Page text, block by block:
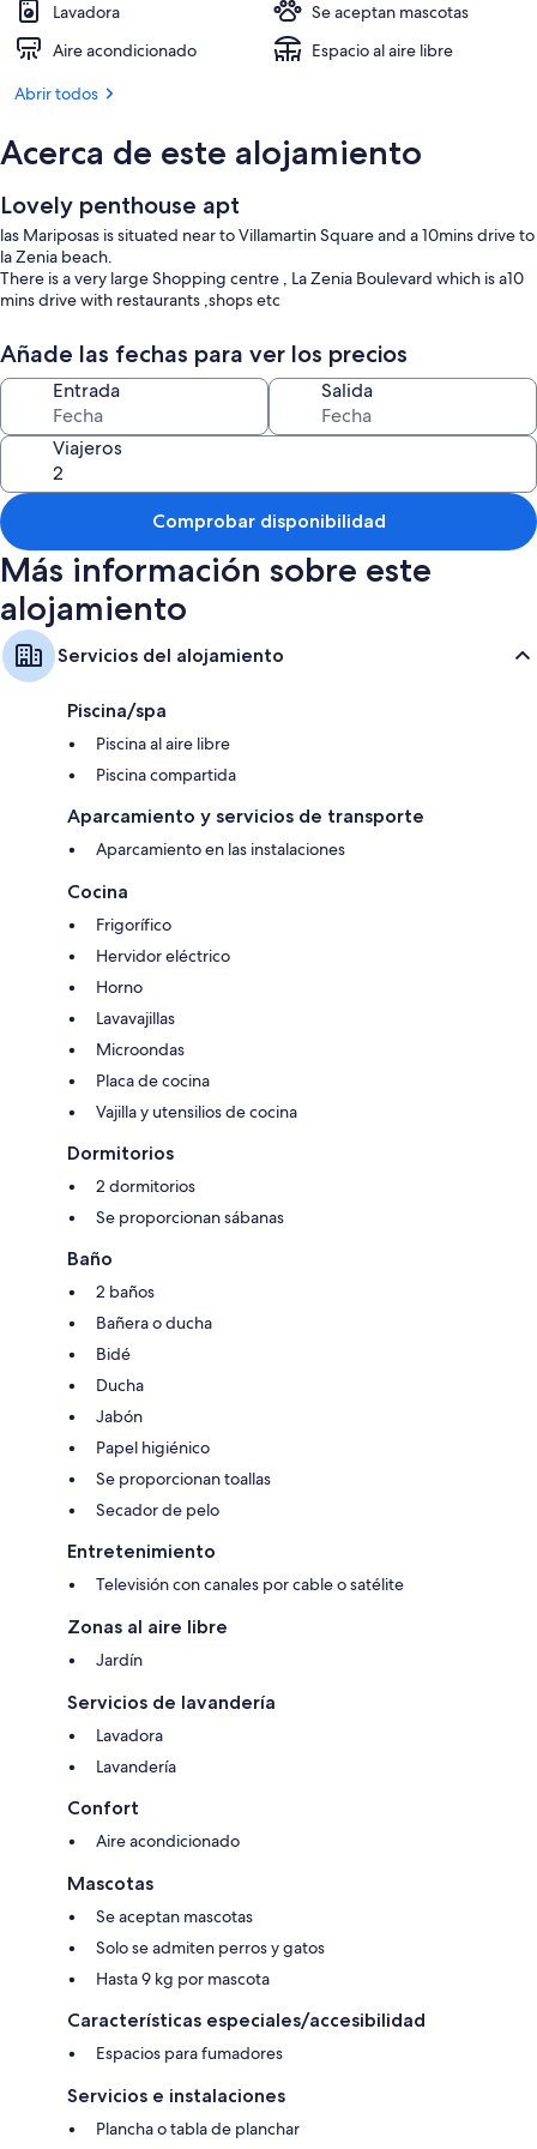
Lavadora
Se aceptan mascotas
Aire acondicionado
Espacio al aire libre
Abrir todos
Acerca de este alojamiento
Lovely penthouse apt
las Mariposas is situated near to Villamartin Square and a 10mins drive to
la Zenia beach.
There is a very large Shopping centre , La Zenia Boulevard which is a10
mins drive with restaurants ,shops etc
Añade las fechas para ver los precios
Entrada Salida
Viajeros
Comprobar disponibilidad
Más información sobre este
alojamiento
Servicios del alojamiento
Piscina/spa
Piscina al aire libre
Piscina compartida
Aparcamiento y servicios de transporte
Aparcamiento en las instalaciones
Cocina
Frigorífico
Hervidor eléctrico
Horno
Lavavajillas
Microondas
Placa de cocina
Vajilla y utensilios de cocina
Dormitorios
2 dormitorios
Se proporcionan sábanas
Baño
2 baños
Bañera o ducha
Bidé
Ducha
Jabón
Papel higiénico
Se proporcionan toallas
Secador de pelo
Entretenimiento
Televisión con canales por cable o satélite
Zonas al aire libre
Jardín
Servicios de lavandería
Lavadora
Lavandería
Confort
Aire acondicionado
Mascotas
Se aceptan mascotas
Solo se admiten perros y gatos
Hasta 9 kg por mascota
Características especiales/accesibilidad
Espacios para fumadores
Servicios e instalaciones
Plancha o tabla de planchar